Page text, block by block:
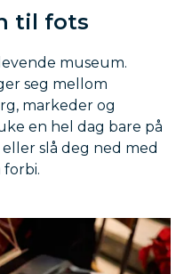
til fots
museum.
seg mellom
markeder og
en hel dag bare på
slå deg ned med
forbi.